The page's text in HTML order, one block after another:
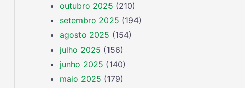
outubro 2025 (210)
setembro 2025 (194)
agosto 2025 (154)
julho 2025 (156)
junho 2025 (140)
maio 2025 (179)